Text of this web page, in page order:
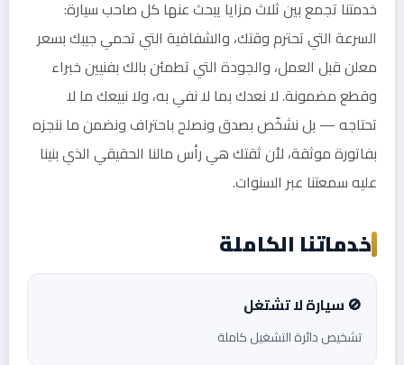
خدمتنا تجمع بين ثلاث مزايا يبحث عنها كل صاحب سيارة:
السرعة التي تحترم وقتك، والشفافية التي تحمي جيبك بسعر
معلن قبل العمل، والجودة التي تطمئن بالك بفنيين خبراء
وقطع مضمونة. لا نعدك بما لا نفي به، ولا نبيعك ما لا
تحتاجه — بل نشخّص بصدق ونصلح باحتراف ونضمن ما ننجزه
بفاتورة موثقة، لأن ثقتك هي رأس مالنا الحقيقي الذي بنينا
عليه سمعتنا عبر السنوات.
خدماتنا الكاملة
🚫 سيارة لا تشتغل
تشخيص دائرة التشغيل كاملة